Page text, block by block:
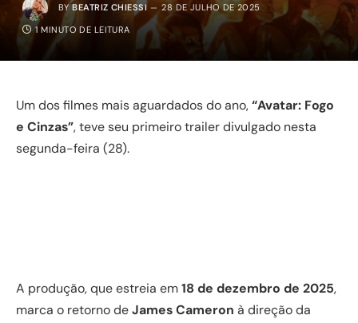
BY BEATRIZ CHIESSI 28 DE JULHO DE 2025
1 MINUTO DE LEITURA
Um dos filmes mais aguardados do ano,“Avatar: Fogo
e Cinzas”, teve seu primeiro trailer divulgado nesta
segunda-feira (28).
A produção, que estreia em18 de dezembro de 2025,
marca o retorno deJames Cameron à direção da